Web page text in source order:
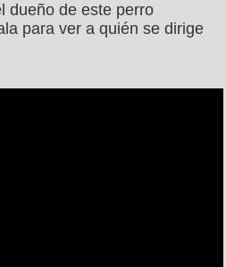
dueño de este perro
para ver a quién se dirige